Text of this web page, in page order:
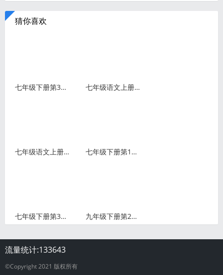
猜你喜欢
七年级下册第3课《回忆鲁迅先生》同步练习及参考答案 七年级语文上册第18课《狼》教学视频+知识点+图文解读
七年级语文上册第8课《世说新语》二则电子课本+知识点+图文解 七年级下册第13课《叶圣陶先生二三事》同步练习及参考答案
七年级下册第3课《回忆鲁迅先生》知识点+图文解读 九年级下册第22课《陈涉世家》知识点+图文解读
流量统计:133643
©Copyright 2021 版权所有